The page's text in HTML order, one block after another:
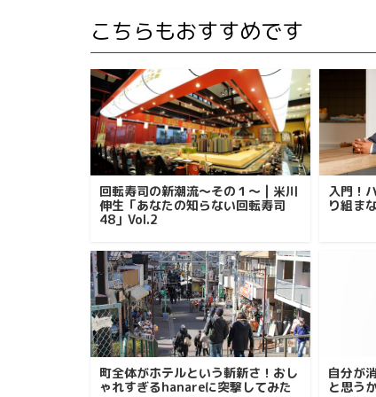
こちらもおすすめです
回転寿司の新潮流～その１～ | 米川
伸生「あなたの知らない回転寿司
48」Vol.2
入門！
り組ま
町全体がホテルという斬新さ！おし
ゃれすぎるhanareに突撃してみた
自分が
と思う